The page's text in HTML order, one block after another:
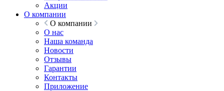
Акции
О компании
О компании
О нас
Наша команда
Новости
Отзывы
Гарантии
Контакты
Приложение